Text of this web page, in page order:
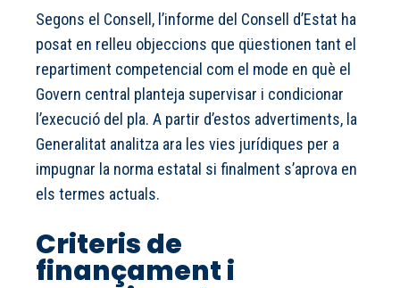
Segons el Consell, l’informe del Consell d’Estat ha
posat en relleu objeccions que qüestionen tant el
repartiment competencial com el mode en què el
Govern central planteja supervisar i condicionar
l’execució del pla. A partir d’estos advertiments, la
Generalitat analitza ara les vies jurídiques per a
impugnar la norma estatal si finalment s’aprova en
els termes actuals.
Criteris de
finançament i